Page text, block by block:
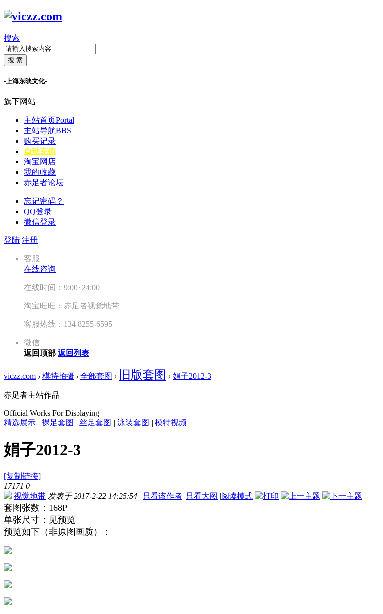
搜索
搜 索
-上海东映文化-
旗下网站
主站首页Portal
主站导航BBS
购买记录
自动充值
淘宝网店
我的收藏
赤足者论坛
忘记密码？
QQ登录
微信登录
登陆 注册
客服
在线咨询
在线时间：9:00~24:00
淘宝旺旺：赤足者视觉地带
客服热线：134-8255-6595
微信
返回顶部 返回列表
viczz.com › 模特拍摄 › 全部套图 › 旧版套图 › 娟子2012-3
赤足者主站作品
Official Works For Displaying
精选展示 | 裸足套图 | 丝足套图 | 泳装套图 | 模特视频
娟子2012-3
[复制链接]
17171 0
视觉地带 发表于 2017-2-22 14:25:54 | 只看该作者 |只看大图 |阅读模式
套图张数：168P
单张尺寸：见预览
预览如下（非原图画质）：